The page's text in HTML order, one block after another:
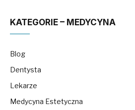
KATEGORIE – MEDYCYNA
Blog
Dentysta
Lekarze
Medycyna Estetyczna